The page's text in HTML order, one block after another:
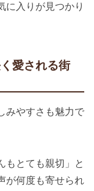
に入りが見つかり
愛される街
みやすさも魅力で
もとても親切」と
が何度も寄せられ